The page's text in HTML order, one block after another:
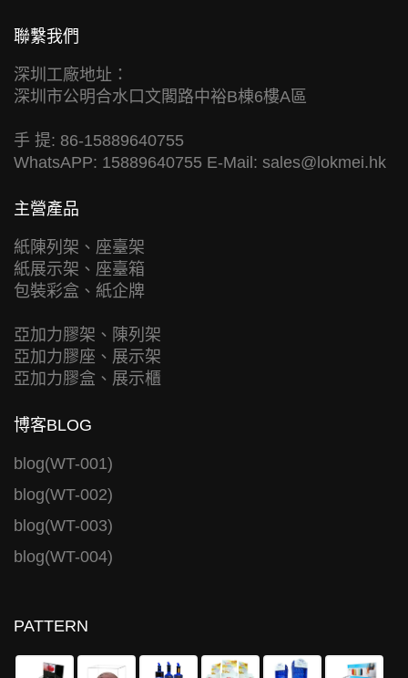
聯繫我們
深圳工廠地址：
深圳市公明合水口文閣路中裕B棟6樓A區
手 提: 86-15889640755
WhatsAPP: 15889640755 E-Mail: sales@lokmei.hk
主營產品
紙陳列架、座臺架
紙展示架、座臺箱
包裝彩盒、紙企牌
亞加力膠架、陳列架
亞加力膠座、展示架
亞加力膠盒、展示櫃
博客BLOG
blog(WT-001)
blog(WT-002)
blog(WT-003)
blog(WT-004)
PATTERN